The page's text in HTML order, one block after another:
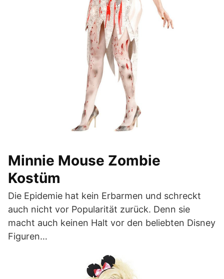
Minnie Mouse Zombie
Kostüm
Die Epidemie hat kein Erbarmen und schreckt
auch nicht vor Popularität zurück. Denn sie
macht auch keinen Halt vor den beliebten Disney
Figuren…